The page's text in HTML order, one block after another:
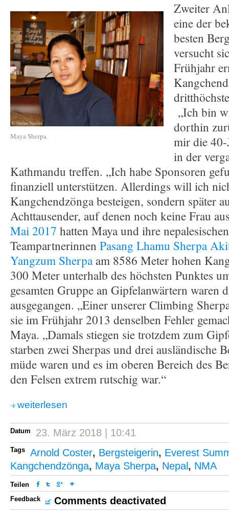
Maya Sherpa
Zweiter
eine der
besten
versucht
Frühjahr
„Ich bin
dorthin
mir die
in der
Kathmandu treffen. „Ich habe Sponsoren
finanziell unterstützen. Allerdings will ich
Kangchendzönga besteigen, sondern später
Achttausender, auf denen noch keine Frau
Mai 2017 hatten Maya und ihre
Teampartnerinnen Pasang Lhamu Sherpa
Yangzum Sherpaam 8586 Meter hohen
300 Meter unterhalb des höchsten Punktes
gesamten Gruppe an Gipfelanwärtern waren
ausgegangen. „Einer unserer Climbing
sie im Frühjahr 2013 denselben Fehler
Maya. „Damals stiegen sie trotzdem zum
starben zwei Sherpas und drei ausländische
müde waren und es im oberen Bereich des
den Felsen extrem rutschig war.“
weiterlesen
Datum 23. März 2018 | 10:41
Tags Arnold Coster, Bergsteigerin, Everest
Kangchendzönga, Maya Sherpa, Nepal , NMA
Teilen
Feedback
Comments deactivated